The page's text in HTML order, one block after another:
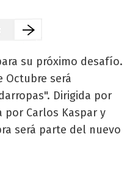
su próximo desafío.
Octubre será
Dirigida por
por Carlos Kaspar y
será parte del nuevo